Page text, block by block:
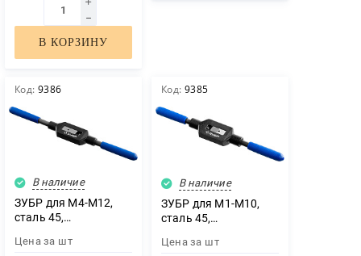
В КОРЗИНУ
Код: 9386
В наличие
ЗУБР для M4-M12,
сталь 45,
№2 с регулируемыми
Цена за шт
Код: 9385
В наличие
ЗУБР для M1-M10,
сталь 45,
№1 с регулируемыми
Цена за шт